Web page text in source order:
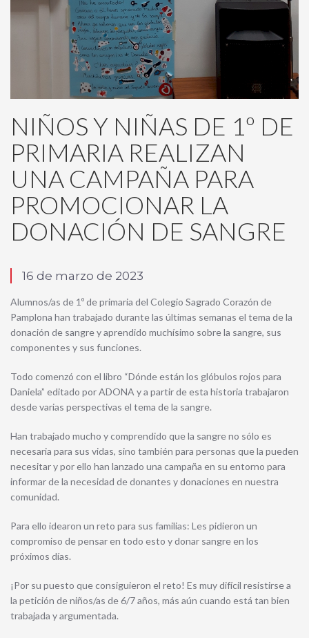
NIÑOS Y NIÑAS DE 1º DE
PRIMARIA REALIZAN
UNA CAMPAÑA PARA
PROMOCIONAR LA
DONACIÓN DE SANGRE
16 de marzo de 2023
Alumnos/as de 1º de primaria del Colegio Sagrado Corazón de
Pamplona han trabajado durante las últimas semanas el tema de la
donación de sangre y aprendido muchísimo sobre la sangre, sus
componentes y sus funciones.
Todo comenzó con el libro “Dónde están los glóbulos rojos para
Daniela” editado por ADONA y a partir de esta historia trabajaron
desde varias perspectivas el tema de la sangre.
Han trabajado mucho y comprendido que la sangre no sólo es
necesaria para sus vidas, sino también para personas que la pueden
necesitar y por ello han lanzado una campaña en su entorno para
informar de la necesidad de donantes y donaciones en nuestra
comunidad.
Para ello idearon un reto para sus familias: Les pidieron un
compromiso de pensar en todo esto y donar sangre en los
próximos días.
¡Por su puesto que consiguieron el reto! Es muy difícil resistirse a
la petición de niños/as de 6/7 años, más aún cuando está tan bien
trabajada y argumentada.